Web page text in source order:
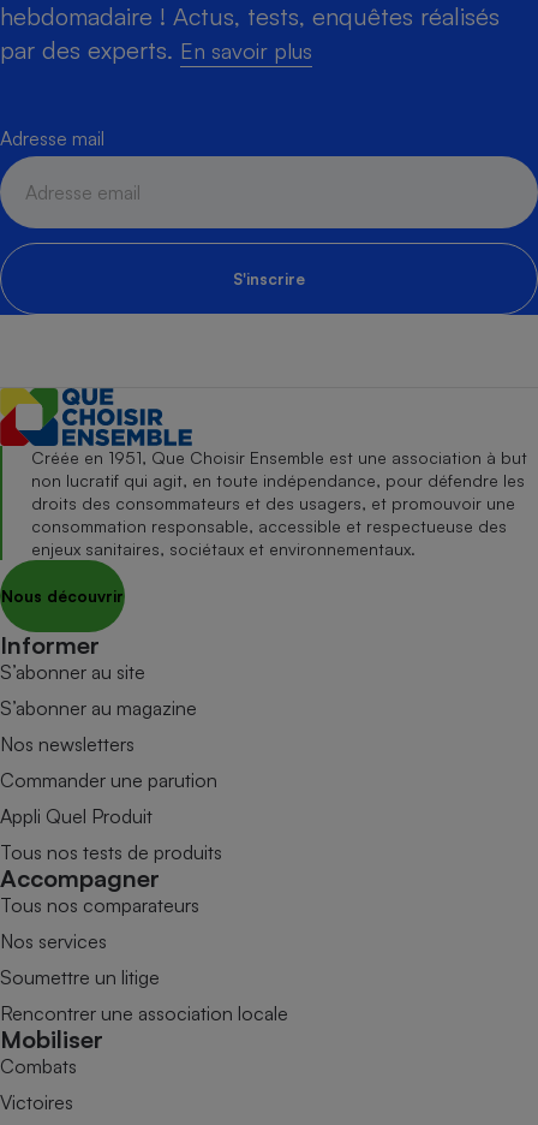
hebdomadaire ! Actus, tests, enquêtes réalisés
par des experts. En savoir plus
Adresse mail
S'inscrire
Créée en 1951, Que Choisir Ensemble est une association à but
non lucratif qui agit, en toute indépendance, pour défendre les
droits des consommateurs et des usagers, et promouvoir une
consommation responsable, accessible et respectueuse des
enjeux sanitaires, sociétaux et environnementaux.
Nous découvrir
Informer
S’abonner au site
S’abonner au magazine
Nos newsletters
Commander une parution
Appli Quel Produit
Tous nos tests de produits
Accompagner
Tous nos comparateurs
Nos services
Soumettre un litige
Rencontrer une association locale
Mobiliser
Combats
Victoires